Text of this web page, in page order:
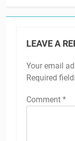
LEAVE A
Your email
Required
Comment *